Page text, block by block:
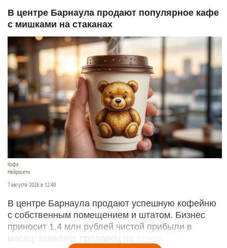
В центре Барнаула продают популярное кафе
с мишками на стаканах
Кофе.
Нейросети
7 августа 2026 в 12:40
В центре Барнаула продают успешную кофейню
с собственным помещением и штатом. Бизнес
приносит 1,4 млн рублей чистой прибыли в
месяц, заявляет продавец на
Авито